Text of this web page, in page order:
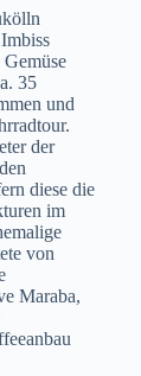
35
und
der
diese die
im
von
Maraba,